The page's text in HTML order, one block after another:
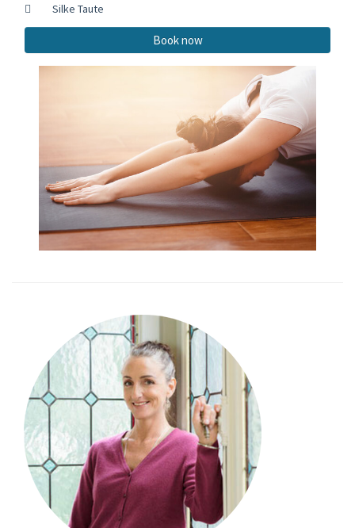
Silke Taute
Book now